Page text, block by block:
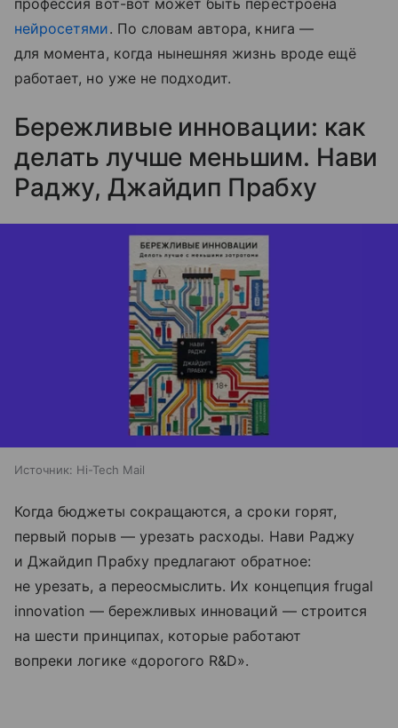
нейросетями. По словам автора, книга —
для момента, когда нынешняя жизнь вроде ещё
работает, но уже не подходит.
Бережливые инновации: как
делать лучше меньшим. Нави
Раджу, Джайдип Прабху
Источник: Hi-Tech Mail
Когда бюджеты сокращаются, а сроки горят,
первый порыв — урезать расходы. Нави Раджу
и Джайдип Прабху предлагают обратное:
не урезать, а переосмыслить. Их концепция frugal
innovation — бережливых инноваций — строится
на шести принципах, которые работают
вопреки логике «дорогого R&D».